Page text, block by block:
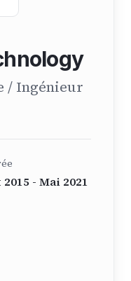
/ Ingénieur
2015 - Mai 2021